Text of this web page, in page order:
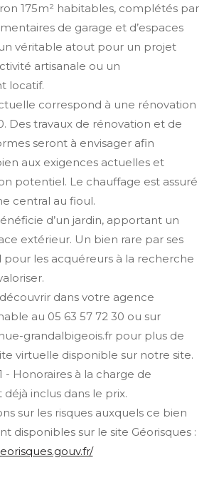
175m² habitables, complétés par
de garage et d’espaces
véritable atout pour un projet
artisanale ou un
locatif.
correspond à une rénovation
Des travaux de rénovation et de
seront à envisager afin
aux exigences actuelles et
potentiel. Le chauffage est assuré
central au fioul.
d’un jardin, apportant un
extérieur. Un bien rare par ses
pour les acquéreurs à la recherche
dans votre agence
au 05 63 57 72 30 ou sur
grandalbigeois.fr pour plus de
virtuelle disponible sur notre site.
- Honoraires à la charge de
inclus dans le prix.
sur les risques auxquels ce bien
disponibles sur le site Géorisques :